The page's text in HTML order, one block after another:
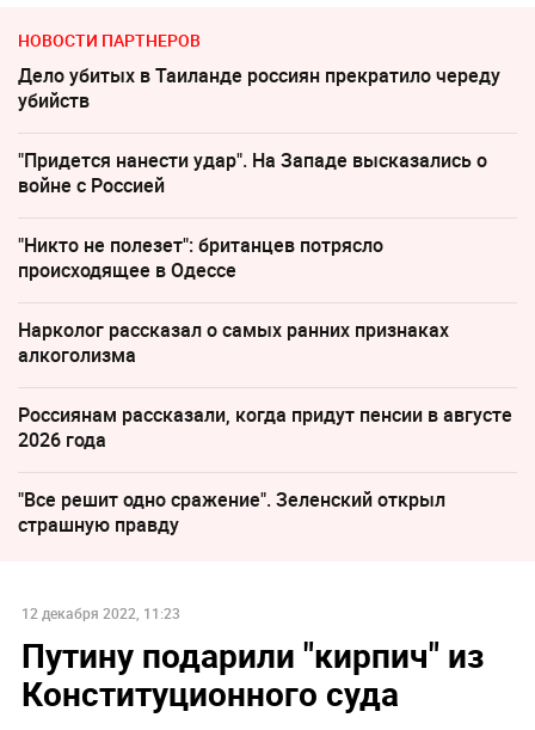
НОВОСТИ ПАРТНЕРОВ
Дело убитых в Таиланде россиян прекратило череду
убийств
"Придется нанести удар". На Западе высказались о
войне с Россией
"Никто не полезет": британцев потрясло
происходящее в Одессе
Нарколог рассказал о самых ранних признаках
алкоголизма
Россиянам рассказали, когда придут пенсии в августе
2026 года
"Все решит одно сражение". Зеленский открыл
страшную правду
12 декабря 2022, 11:23
Путину подарили "кирпич" из
Конституционного суда